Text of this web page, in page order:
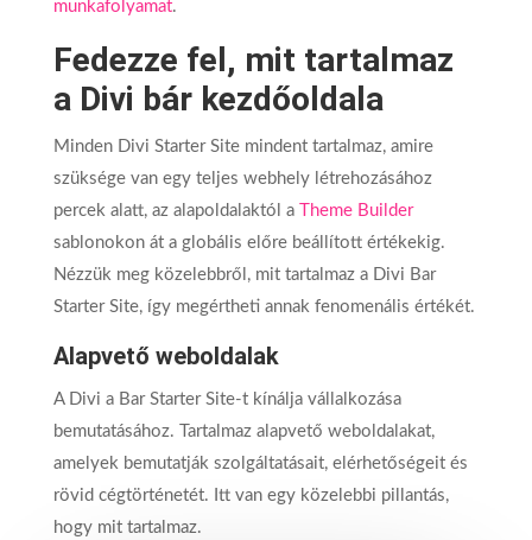
munkafolyamat.
Fedezze fel, mit tartalmaz
a Divi bár kezdőoldala
Minden Divi Starter Site mindent tartalmaz, amire
szüksége van egy teljes webhely létrehozásához
percek alatt, az alapoldalaktól a Theme Builder
sablonokon át a globális előre beállított értékekig.
Nézzük meg közelebbről, mit tartalmaz a Divi Bar
Starter Site, így megértheti annak fenomenális értékét.
Alapvető weboldalak
A Divi a Bar Starter Site-t kínálja vállalkozása
bemutatásához. Tartalmaz alapvető weboldalakat,
amelyek bemutatják szolgáltatásait, elérhetőségeit és
rövid cégtörténetét. Itt van egy közelebbi pillantás,
hogy mit tartalmaz.